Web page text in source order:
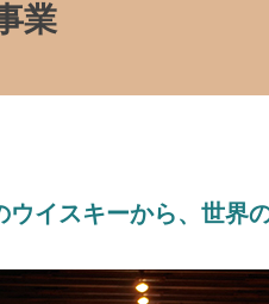
業
ウイスキーから、世界